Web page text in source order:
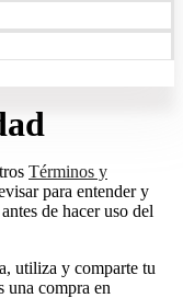
Términos y
para entender y
de hacer uso del
utiliza y comparte tu
una compra en